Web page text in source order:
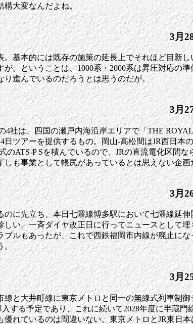
構大変なんだよね。
3月
。基本的には既存の施策の延長上でそれほど目新
。ということは、1000系・2000系は昇圧対応
り進んでいるのだろうとは思うのだが。
3月
4社は、四国の瀬戸内海沿岸エリアで「THE
ツアーを提供するもの。岡山-高松間はJR西日
のATS-P Sを積んでいるので、JRの直流電化区
も事業として帳尻があっているとは思えない企
3月
に先立ち、本日七隈線博多駅において七隈線延
い。一斉ダイヤ改正日に行ってニュースとして
ルもあったが、これで西鉄福岡市内線が廃止に
。
3月
線と大井町線に東京メトロと同一の無線式列車制
する予定であり、これに続いて2028年度に半蔵
れているのは間違いない。東京メトロとJR東日